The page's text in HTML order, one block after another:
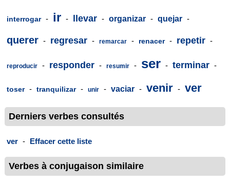
interrogar - ir - llevar - organizar - quejar -
querer - regresar - remarcar - renacer - repetir -
reproducir - responder - resumir - ser - terminar -
toser - tranquilizar - unir - vaciar - venir - ver
Derniers verbes consultés
ver - Effacer cette liste
Verbes à conjugaison similaire